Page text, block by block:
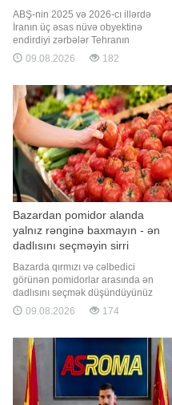
ABŞ-nin 2025 və 2026-cı illərdə
İranın üç əsas nüvə obyektinə
endirdiyi zərbələr Tehranın
proqramını tam dayandırmayıb,
sadəcə onun icrasını ləngidib. xəbər
Times" nəşri rəsmilərə və
mütəxəssislərə istinadən məlumat
yayıb. Tehran BMT müfəttişlərinin ən
həssa
09.08.2026 182
Bazardan pomidor alanda
yalnız rənginə baxmayın - ən
dadlısını seçməyin sirri
Bazarda qırmızı və cəlbedici
görünən pomidorlar arasında ən
dadlısını seçmək düşündüyünüz
qədər asan deyil. Xarici görünüşünə
aldanaraq aldığınız pomidor evə
Halbuki bir neçə sadə üsulla ən
ləzzətli pomidoru asanlıqla müəyyən
etmək mümkündür. xarici mediaya
istinadə
09.08.2026 174